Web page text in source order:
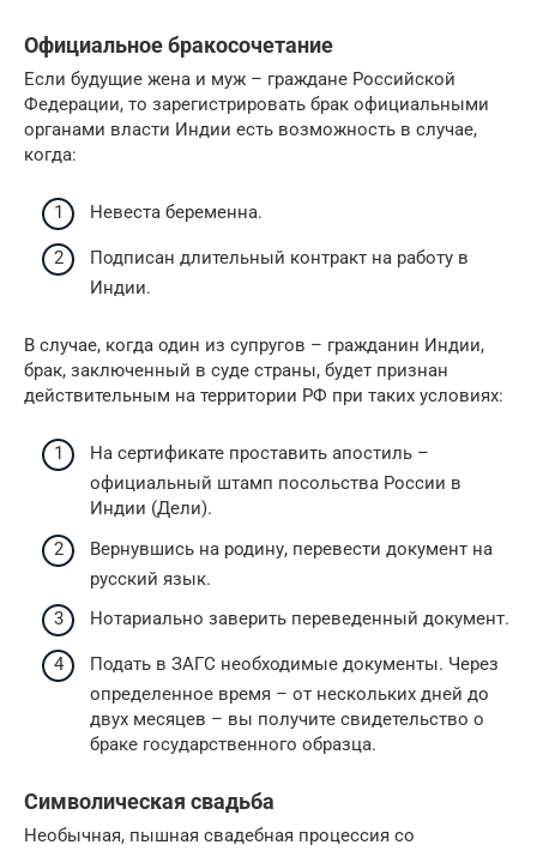
Официальное бракосочетание
Если будущие жена и муж – граждане Российской
Федерации, то зарегистрировать брак официальными
органами власти Индии есть возможность в случае,
когда:
Невеста беременна.
Подписан длительный контракт на работу в
Индии.
В случае, когда один из супругов – гражданин Индии,
брак, заключенный в суде страны, будет признан
действительным на территории РФ при таких условиях:
На сертификате проставить апостиль –
официальный штамп посольства России в
Индии (Дели).
Вернувшись на родину, перевести документ на
русский язык.
Нотариально заверить переведенный документ.
Подать в ЗАГС необходимые документы. Через
определенное время – от нескольких дней до
двух месяцев – вы получите свидетельство о
браке государственного образца.
Символическая свадьба
Необычная, пышная свадебная процессия со